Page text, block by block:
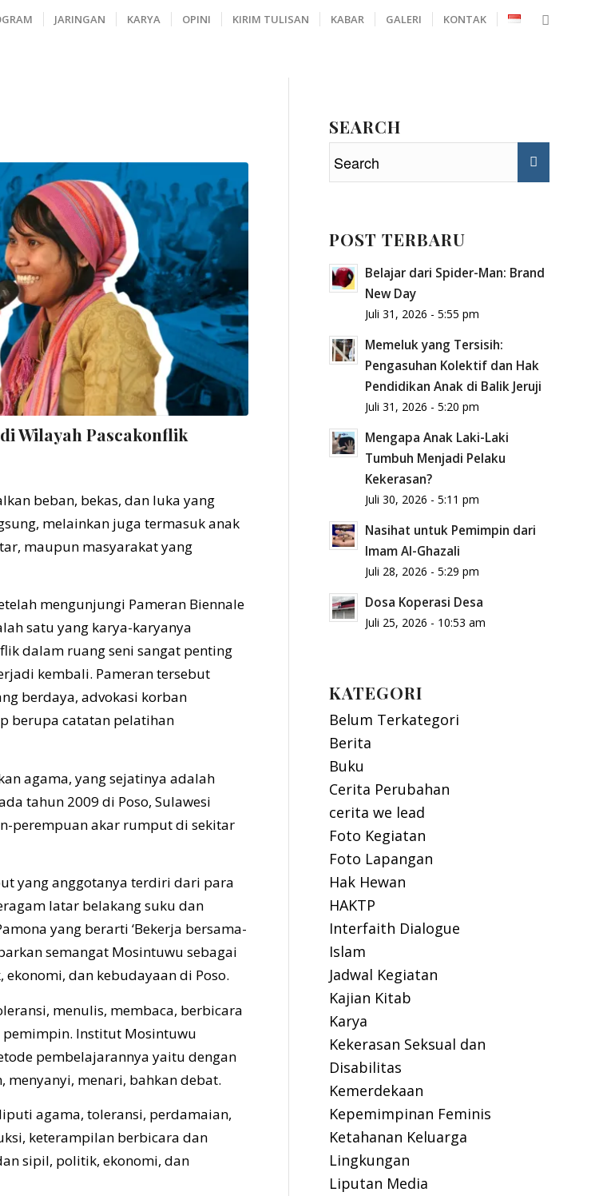
JARINGAN KARYA OPINI KIRIM TULISAN KABAR GALERI KONTAK
Wilayah Pascakonflik
beban, bekas, dan luka yang
melainkan juga termasuk anak
maupun masyarakat yang
mengunjungi Pameran Biennale
satu yang karya-karyanya
dalam ruang seni sangat penting
kembali. Pameran tersebut
berdaya, advokasi korban
berupa catatan pelatihan
agama, yang sejatinya adalah
tahun 2009 di Poso, Sulawesi
perempuan akar rumput di sekitar
yang anggotanya terdiri dari para
latar belakang suku dan
yang berarti ‘Bekerja bersama-
semangat Mosintuwu sebagai
dan kebudayaan di Poso.
menulis, membaca, berbicara
Institut Mosintuwu
pembelajarannya yaitu dengan
menari, bahkan debat.
agama, toleransi, perdamaian,
keterampilan berbicara dan
sipil, politik, ekonomi, dan
SEARCH
POST TERBARU
Belajar dari Spider-Man: Brand
New Day
Juli 31, 2026 - 5:55 pm
Memeluk yang Tersisih:
Pengasuhan Kolektif dan Hak
Pendidikan Anak di Balik Jeruji
Juli 31, 2026 - 5:20 pm
Mengapa Anak Laki-Laki
Tumbuh Menjadi Pelaku
Kekerasan?
Juli 30, 2026 - 5:11 pm
Nasihat untuk Pemimpin dari
Imam Al-Ghazali
Juli 28, 2026 - 5:29 pm
Dosa Koperasi Desa
Juli 25, 2026 - 10:53 am
KATEGORI
Belum Terkategori
Berita
Buku
Cerita Perubahan
cerita we lead
Foto Kegiatan
Foto Lapangan
Hak Hewan
HAKTP
Interfaith Dialogue
Islam
Jadwal Kegiatan
Kajian Kitab
Karya
Kekerasan Seksual dan
Disabilitas
Kemerdekaan
Kepemimpinan Feminis
Ketahanan Keluarga
Lingkungan
Liputan Media